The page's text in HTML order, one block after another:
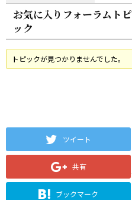
お気に入りフォーラムトピ
ック
トピックが見つかりませんでした。
ツイート
共有
ブックマーク